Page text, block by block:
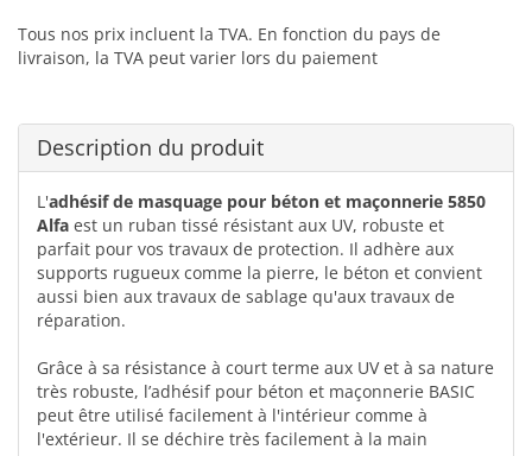
Tous nos prix incluent la TVA. En fonction du pays de
livraison, la TVA peut varier lors du paiement
Description du produit
L'adhésif de masquage pour béton et maçonnerie 5850
Alfa est un ruban tissé résistant aux UV, robuste et
parfait pour vos travaux de protection. Il adhère aux
supports rugueux comme la pierre, le béton et convient
aussi bien aux travaux de sablage qu'aux travaux de
réparation.
Grâce à sa résistance à court terme aux UV et à sa nature
très robuste, l’adhésif pour béton et maçonnerie BASIC
peut être utilisé facilement à l'intérieur comme à
l'extérieur. Il se déchire très facilement à la main